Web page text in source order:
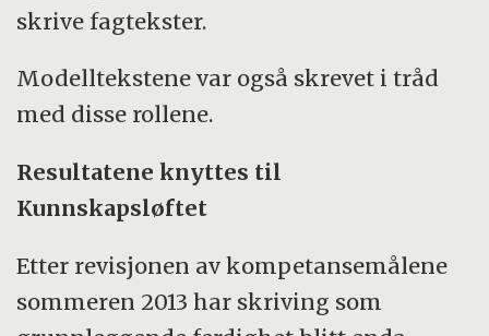
skrive fagtekster.
Modelltekstene var også skrevet i tråd
med disse rollene.
Resultatene knyttes til
Kunnskapsløftet
Etter revisjonen av kompetansemålene
sommeren 2013 har skriving som